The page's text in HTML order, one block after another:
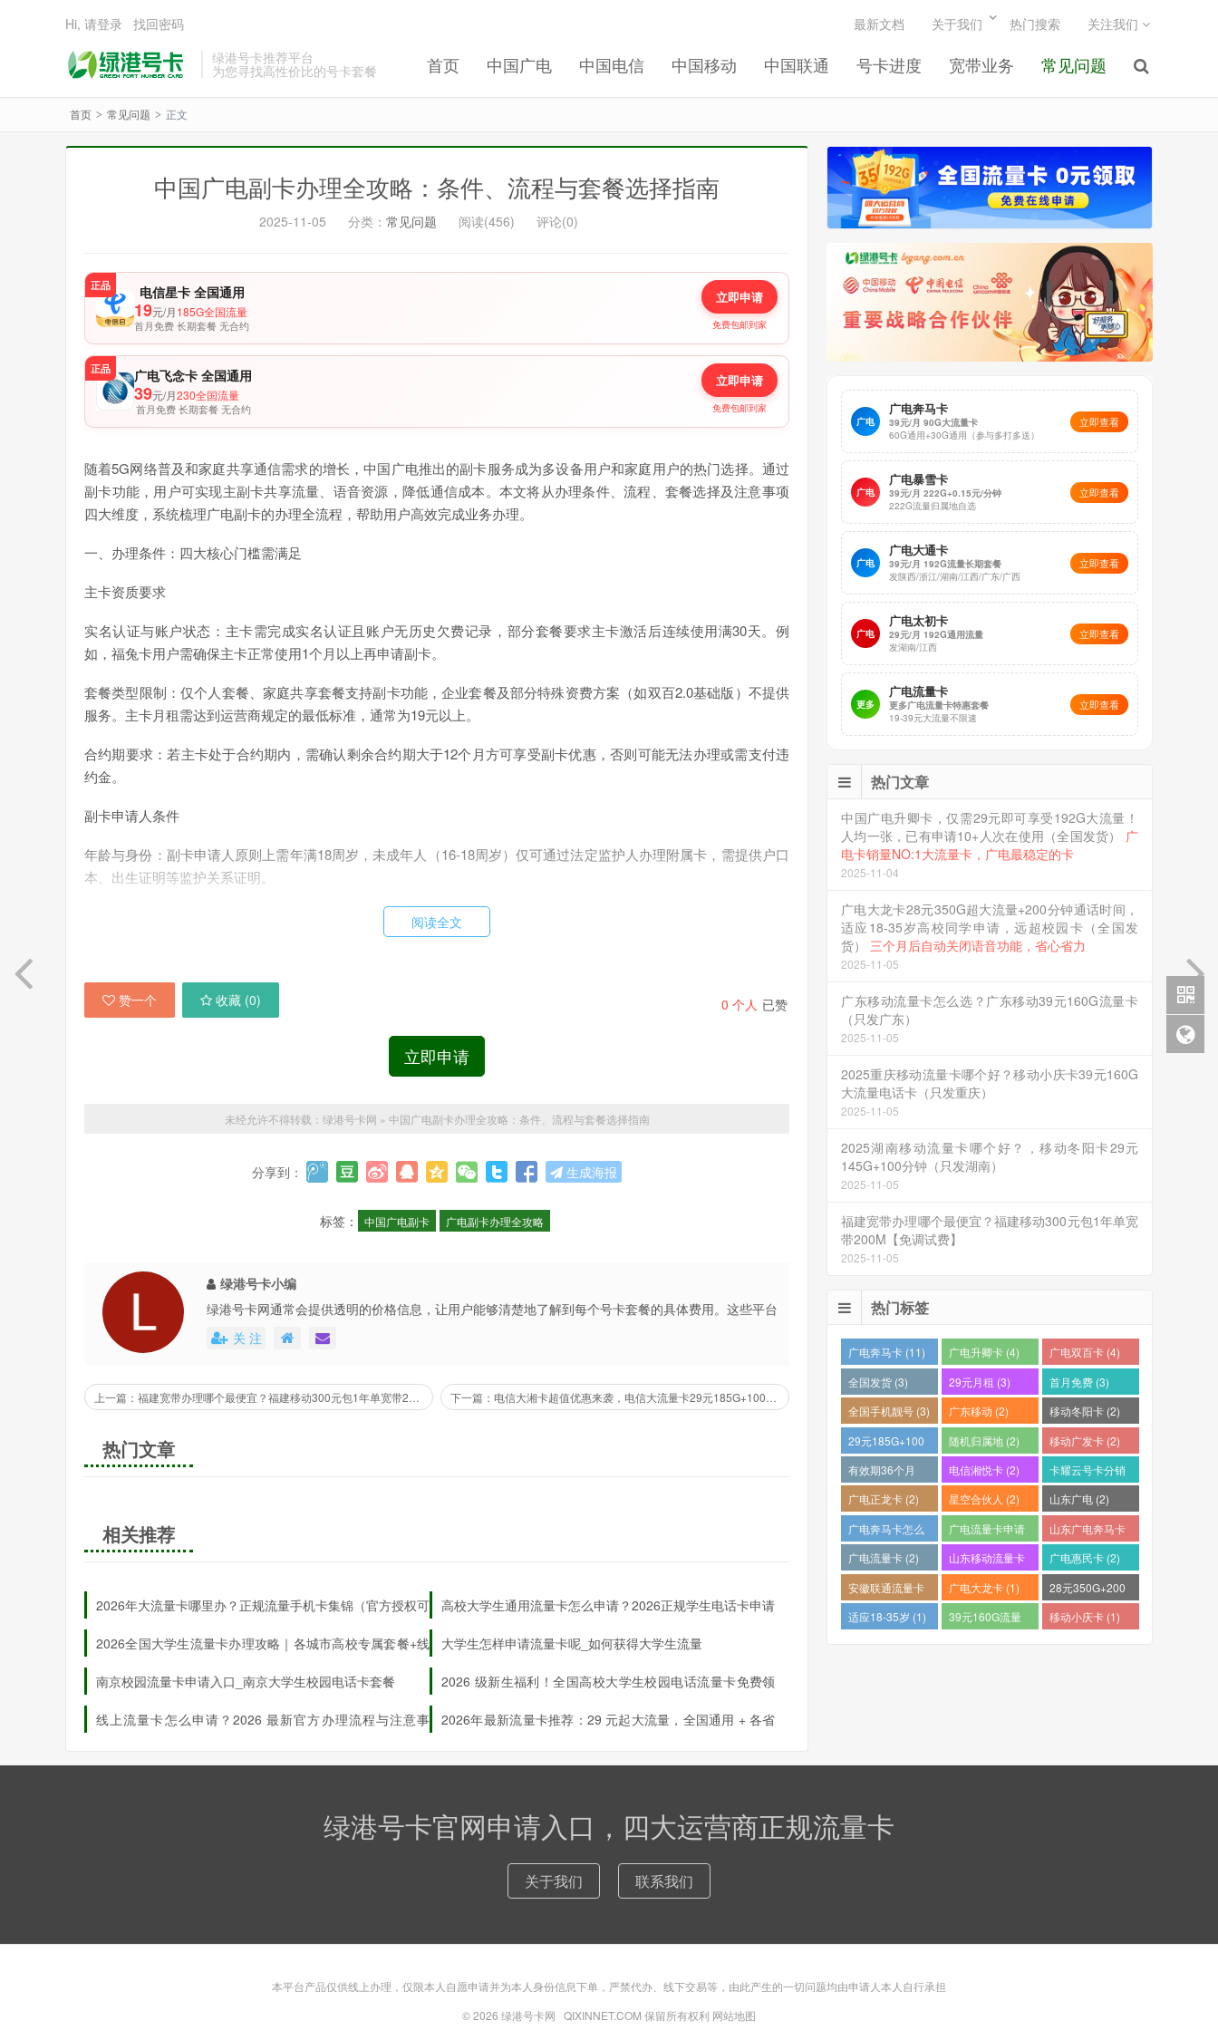
绿港号卡推荐平台
为您寻找高性价比的号卡套餐 首页 中国广电 中国电信 中国移动 中国联通 号卡进度 宽带业务 常见问题
最新文档 关于我们 热门搜索 关注我们
Hi, 请登录 找回密码
首页 > 常见问题 > 正文
中国广电副卡办理全攻略：条件、流程与套餐选择指南
2025-11-05 分类： 常见问题 阅读(456) 评论(0)
正品 电信星卡 全国通用
19元/月185G全国流量
首月免费 长期套餐 无合约
立即申请
免费包邮到家
正品 广电飞念卡 全国通用
39元/月230全国流量
首月免费 长期套餐 无合约
立即申请
免费包邮到家
随着5G网络普及和家庭共享通信需求的增长，中国广电推出的副卡服务成为多设备用户和家庭用户的热门选择。通过
副卡功能，用户可实现主副卡共享流量、语音资源，降低通信成本。本文将从办理条件、流程、套餐选择及注意事项
四大维度，系统梳理广电副卡的办理全流程，帮助用户高效完成业务办理。
一、办理条件：四大核心门槛需满足
主卡资质要求
实名认证与账户状态：主卡需完成实名认证且账户无历史欠费记录，部分套餐要求主卡激活后连续使用满30天。例
如，福兔卡用户需确保主卡正常使用1个月以上再申请副卡。
套餐类型限制：仅个人套餐、家庭共享套餐支持副卡功能，企业套餐及部分特殊资费方案（如双百2.0基础版）不提供
服务。主卡月租需达到运营商规定的最低标准，通常为19元以上。
合约期要求：若主卡处于合约期内，需确认剩余合约期大于12个月方可享受副卡优惠，否则可能无法办理或需支付违
约金。
副卡申请人条件
年龄与身份：副卡申请人原则上需年满18周岁，未成年人（16-18周岁）仅可通过法定监护人办理附属卡，需提供户口
本、出生证明等监护关系证明。
数量限制：单张主卡最多可绑定2张副卡，超出数量需升级主卡套餐或咨询客服开通权限。例如，双百套餐2.0用户若需
频段支持：办理前需确认手机支持广电700MHz频段（n28频段），2023年前机型需通过系统升级或运营商验证。用户
5G网络功能：主卡需开通5G网络服务，副卡方可共享5G速率。若主卡为4G套餐，副卡将自动降级为4G网络。
主卡服务协议：部分营业厅要求提供主卡开户时签署的协议原件或复印件。
二、办理流程：线上线下双渠道详解
（一）线下营业厅办理
选择网点：通过广电官网或APP查询附近支持副卡业务的营业厅，优先选择旗舰厅或社区服务站以减少排队时间。
填写申请表：领取《副卡业务受理单》，填写主卡号、副卡申请人信息及套餐选择，签署服务协议。
激活使用：副卡插入手机后，根据短信提示完成首次实名认证，即可正常使用。线下办理全程约20分钟，适合急需用
（二）线上自助办理
信息填写与核验：输入主卡号、副卡申请人身份证信息，上传身份证正反面照片并完成人脸识别。
套餐选择与支付：根据需求选择副卡类型（如普通副卡、6元优惠副卡），支付首月费用及预存金。
快递配送与激活：副卡通过EMS或顺丰配送，通常3个工作日内送达。收到卡后，扫描二维码或登录APP输入PUK码完
成激活。线上办理支持24小时自助服务，适合熟悉数字操作的用户。
享192GB流量池。
双百套餐2.0：月费29元，含100GB通用流量+100分钟语音，副卡月费6元/张（限2张）。支持亲情网服务，主号6元/月
阅读全文
0 个人 已赞
赞一个 收藏 (0)
立即申请
未经允许不得转载： 绿港号卡网 » 中国广电副卡办理全攻略：条件、流程与套餐选择指南
分享到： 生成海报
标签： 中国广电副卡 广电副卡办理全攻略
绿港号卡小编
绿港号卡网通常会提供透明的价格信息，让用户能够清楚地了解到每个号卡套餐的具体费用。这些平台
还会不定期地推出各种优惠活动，不仅提高了用户的购买体验，也促进了市场的公平竞争。
关 注
热门文章
相关推荐
2026年大流量卡哪里办？正规流量手机卡集锦（官方授权可
高校大学生通用流量卡怎么申请？2026正规学生电话卡申请
2026全国大学生流量卡办理攻略｜各城市高校专属套餐+线
大学生怎样申请流量卡呢_如何获得大学生流量
南京校园流量卡申请入口_南京大学生校园电话卡套餐
2026 级新生福利！全国高校大学生校园电话流量卡免费领
线上流量卡怎么申请？2026 最新官方办理流程与注意事
2026年最新流量卡推荐：29 元起大流量，全国通用 + 各省
广电
广电奔马卡
39元/月 90G大流量卡
60G通用+30G通用（参与多打多送）
立即查看
广电
广电暴雪卡
39元/月 222G+0.15元/分钟
222G流量归属地自选
立即查看
广电
广电大通卡
39元/月 192G流量长期套餐
发陕西/浙江/湖南/江西/广东/广西
立即查看
广电
广电太初卡
29元/月 192G通用流量
发湖南/江西
立即查看
更多
广电流量卡
更多广电流量卡特惠套餐
19-39元大流量不限速
立即查看
热门文章
中国广电升卿卡，仅需29元即可享受192G大流量！
人均一张，已有申请10+人次在使用（全国发货） 广
电卡销量NO:1大流量卡，广电最稳定的卡
2025-11-04
广电大龙卡28元350G超大流量+200分钟通话时间，
适应18-35岁高校同学申请，远超校园卡（全国发
货） 三个月后自动关闭语音功能，省心省力
2025-11-05
广东移动流量卡怎么选？广东移动39元160G流量卡
（只发广东）
2025-11-05
2025重庆移动流量卡哪个好？移动小庆卡39元160G
大流量电话卡（只发重庆）
2025-11-05
2025湖南移动流量卡哪个好？，移动冬阳卡29元
145G+100分钟（只发湖南）
2025-11-05
福建宽带办理哪个最便宜？福建移动300元包1年单宽
带200M【免调试费】
2025-11-05
热门标签
广电奔马卡 (11) 广电升卿卡 (4)
广电双百卡 (4)
全国发货 (3)
29元月租 (3)
首月免费 (3)
全国手机靓号 (3)
广东移动 (2)
移动冬阳卡 (2)
29元185G+100
分钟 (2)
随机归属地 (2)
移动广发卡 (2)
有效期36个月
(2)
电信湘悦卡 (2)
卡耀云号卡分销
平台 (2)
广电正龙卡 (2) 星空合伙人 (2)
山东广电 (2)
广电奔马卡怎么
样？ (2)
广电流量卡申请
(2)
山东广电奔马卡
(2)
广电流量卡 (2)
山东移动流量卡
(2)
广电惠民卡 (2)
安徽联通流量卡
(2)
广电大龙卡 (1)
28元350G+200
分钟 (1)
适应18-35岁 (1)
39元160G流量
移动小庆卡 (1)
绿港号卡官网申请入口，四大运营商正规流量卡
关于我们 联系我们
本平台产品仅供线上办理，仅限本人自愿申请并为本人身份信息下单，严禁代办、线下交易等，由此产生的一切问题均由申请人本人自行承担
© 2026 绿港号卡网 QIXINNET.COM 保留所有权利 网站地图